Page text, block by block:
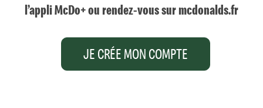
l’appli McDo+ ou rendez-vous sur mcdonalds.fr
JE CRÉE MON COMPTE